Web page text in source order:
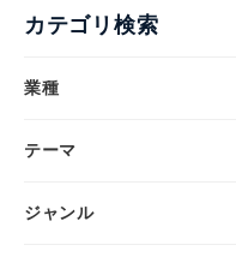
カテゴリ検索
業種
テーマ
ジャンル